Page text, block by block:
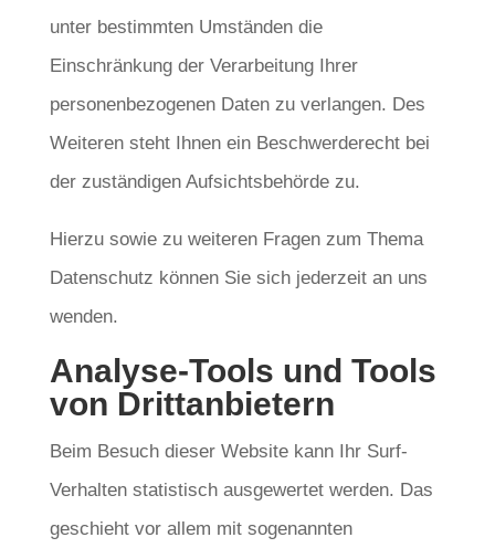
unter bestimmten Umständen die
Einschränkung der Verarbeitung Ihrer
personenbezogenen Daten zu verlangen. Des
Weiteren steht Ihnen ein Beschwerderecht bei
der zuständigen Aufsichtsbehörde zu.
Hierzu sowie zu weiteren Fragen zum Thema
Datenschutz können Sie sich jederzeit an uns
wenden.
Analyse-Tools und Tools
von Dritt­anbietern
Beim Besuch dieser Website kann Ihr Surf-
Verhalten statistisch ausgewertet werden. Das
geschieht vor allem mit sogenannten